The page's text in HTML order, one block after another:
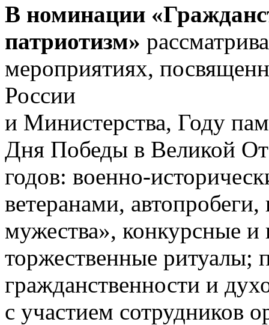
В номинации
патриотизм»
мероприятиях,
России
и Министерства, Году
Дня Победы в Великой
годов: военно-
ветеранами,
мужества», конкурсные
торжественные ритуалы;
гражданственности и
с участием сотрудников